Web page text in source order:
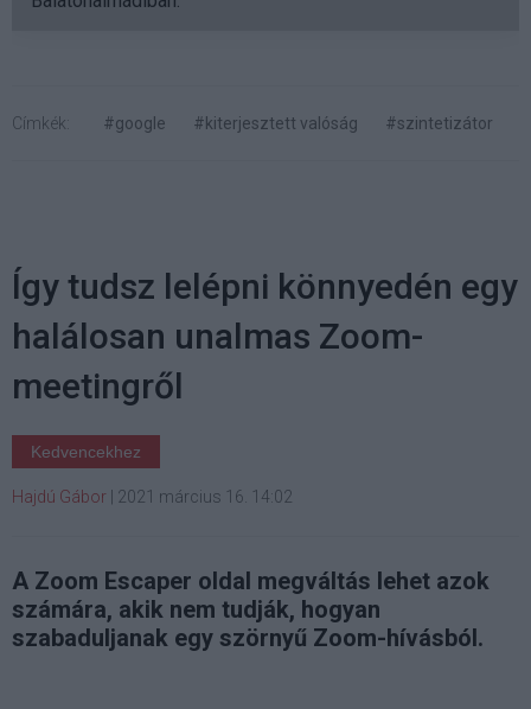
Címkék: #google #kiterjesztett valóság #szintetizátor
Így tudsz lelépni könnyedén egy
halálosan unalmas Zoom-
meetingről
Kedvencekhez
Hajdú Gábor 2021 március 16. 14:02
A Zoom Escaper oldal megváltás lehet azok
számára, akik nem tudják, hogyan
szabaduljanak egy szörnyű Zoom-hívásból.